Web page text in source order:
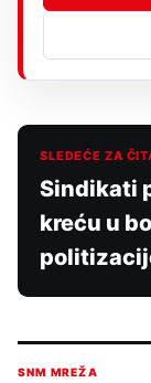
SLEDEĆE ZA
Sindikati
kreću u
SNM MREŽA